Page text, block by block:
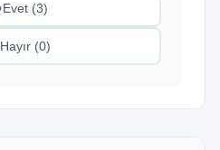
Evet (3)
Hayır (0)